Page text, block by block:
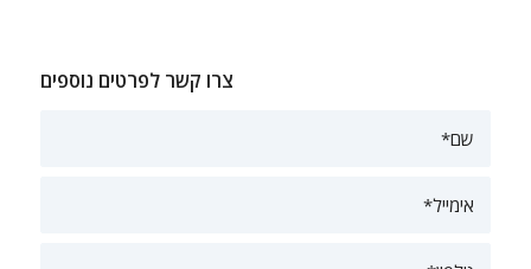
צרו קשר לפרטים נוספים